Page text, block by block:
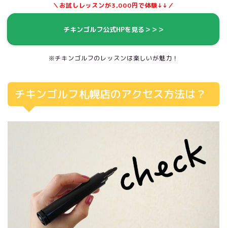
＼お試しレッスンが3,000円で体験↓↓／
チキンゴルフ公式HPを見る＞＞＞
※チキンゴルフのレッスンは楽しいが魅力！
チキンゴルフ札幌店のアクセス方法は？